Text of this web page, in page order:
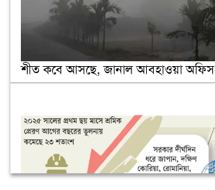
শীত কবে আসছে, জানাল আবহাওয়া অফিস